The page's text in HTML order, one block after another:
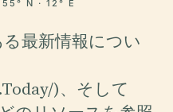
55° N · 12° E
最新情報につい
)、そして